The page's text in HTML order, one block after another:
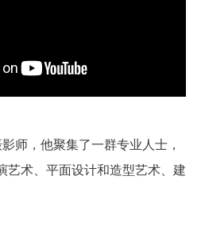
师，他聚集了一群专业人士，
艺术、平面设计和造型艺术、建